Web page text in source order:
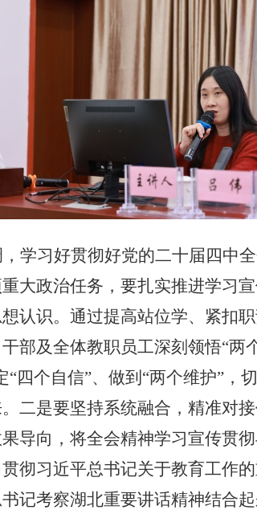
学习好贯彻好党的二十届四中
大政治任务，要扎实推进学习
认识。通过提高站位学、紧扣
部及全体教职员工深刻领悟“两
“四个自信”、做到“两个维护”，
二是要坚持系统融合，精准对
导向，将全会精神学习宣传贯
彻习近平总书记关于教育工作
记考察湖北重要讲话精神结合